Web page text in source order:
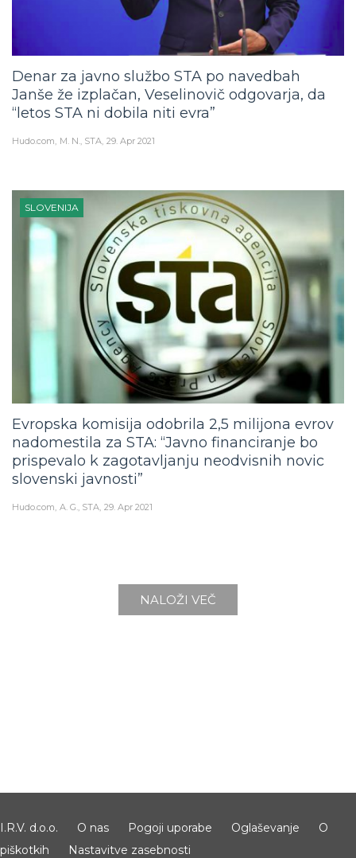
Denar za javno službo STA po navedbah
Janše že izplačan, Veselinovič odgovarja, da
“letos STA ni dobila niti evra”
Hudo.com M. N., STA 29. Apr 2021
SLOVENIJA
Evropska komisija odobrila 2,5 milijona evrov
nadomestila za STA: “Javno financiranje bo
prispevalo k zagotavljanju neodvisnih novic
slovenski javnosti”
Hudo.com A. G., STA 29. Apr 2021
NALOŽI VEČ
I.R.V. d.o.o. O nas Pogoji uporabe Oglaševanje
O
piškotkih
Nastavitve zasebnosti